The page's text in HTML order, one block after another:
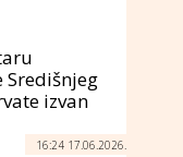
izvan
16:24 17.06.2026.